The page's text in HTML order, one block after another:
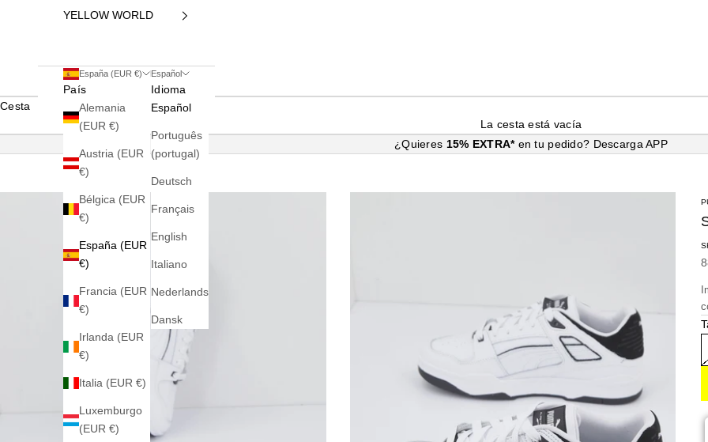
YELLOW WORLD
España (EUR €)
País
Alemania
(EUR €)
Austria (EUR
€)
Bélgica (EUR
€)
España (EUR
€)
Francia (EUR
€)
Irlanda (EUR
€)
Italia (EUR €)
Luxemburgo
(EUR €)
Español
Idioma
Español
Português
(portugal)
Deutsch
Français
English
Italiano
Nederlands
Dansk
Cesta
La cesta está vacía
¿Quieres 15% EXTRA* en tu pedido? Descarga APP